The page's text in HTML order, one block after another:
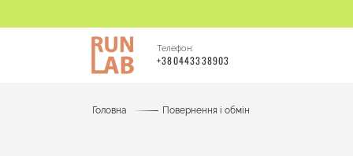
Телефон:
+380443338903
Головна Повернення і обмін